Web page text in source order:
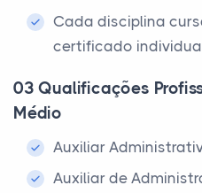
Cada disciplina
certificado
03 Qualificações
Médio
Auxiliar
Auxiliar de